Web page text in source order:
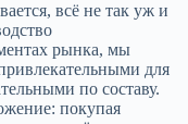
всё не так уж и
рынка, мы
для
по составу.
покупая